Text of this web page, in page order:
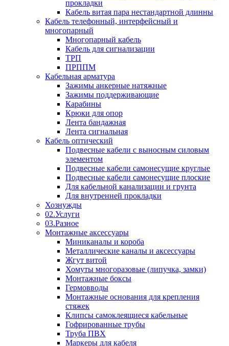
прокладки
Кабель витая пара нестандартной длинны
Кабель телефонный, интерфейсный и
многопарный
Многопарный кабель
Кабель для сигнализации
ТРП
ПРППМ
Кабельная арматура
Зажимы анкерные натяжные
Зажимы поддерживающие
Карабины
Крюки для опор
Лента бандажная
Лента сигнальная
Кабель оптический
Подвесные кабели с выносным силовым
элементом
Подвесные кабели самонесущие круглые
Подвесные кабели самонесущие плоские
Для кабельной канализации и грунта
Для внутренней прокладки
Хознужды
02.Услуги
03.Разное
Монтажные аксессуары
Миниканалы и короба
Металлические каналы и аксессуары
Жгут витой
Хомуты многоразовые (липучка, замки)
Монтажные боксы
Гермовводы
Монтажные основания для крепления
стяжек
Клипсы самоклеящиеся кабельные
Гофрированные трубы
Труба ПВХ
Маркеры для кабеля